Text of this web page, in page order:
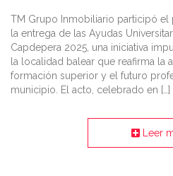
TM Grupo Inmobiliario participó el
la entrega de las Ayudas
Capdepera 2025, una iniciativa
la localidad balear que reafirma la
formación superior y el futuro
municipio. El acto, celebrado en […]
Leer